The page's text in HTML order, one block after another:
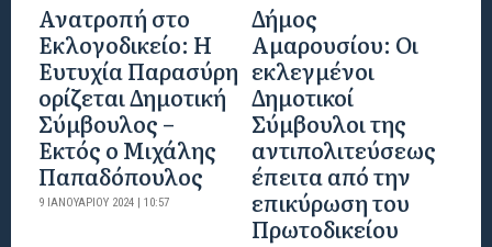
Ανατροπή στο
Εκλογοδικείο: Η
Ευτυχία Παρασύρη
ορίζεται Δημοτική
Σύμβουλος –
Εκτός ο Μιχάλης
Παπαδόπουλος
9 ΙΑΝΟΥΑΡΊΟΥ 2024 | 10:57
Δήμος
Αμαρουσίου: Οι
εκλεγμένοι
Δημοτικοί
Σύμβουλοι της
αντιπολιτεύσεως
έπειτα από την
επικύρωση του
Πρωτοδικείου